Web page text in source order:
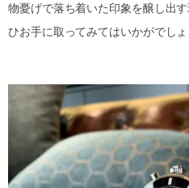
物憂げで落ち着いた印象を醸し出
ひお手に取ってみてはいかがでしょ